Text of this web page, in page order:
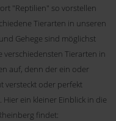
"Reptilien" so vorstellen
Tierarten in unseren
Gehege sind möglichst
verschiedensten Tierarten in
auf, denn der ein oder
versteckt oder perfekt
ein kleiner Einblick in die
findet: